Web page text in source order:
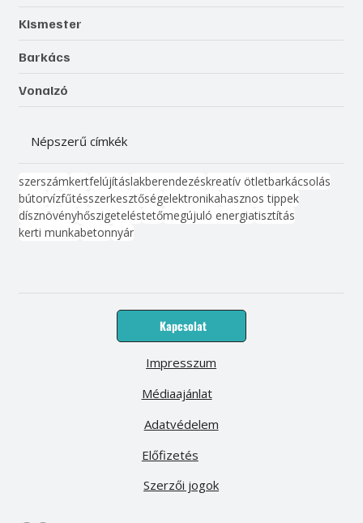
Kismester
Barkács
Vonalzó
Népszerű címkék
szerszámkertfelújításlakberendezéskreatív ötletbarkácsolás
bútorvízfűtésszerkesztőségelektronikahasznos tippek
dísznövényhőszigeteléstetőmegújuló energiatisztítás
kerti munkabetonnyár
Kapcsolat
Médiaajánlat
Előfizetés
Impresszum
Adatvédelem
Szerzői jogok